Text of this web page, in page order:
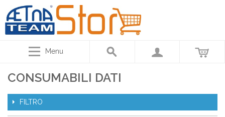
Menu
CONSUMABILI DATI
FILTRO